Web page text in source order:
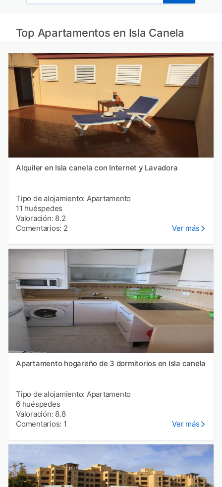
Top Apartamentos en Isla Canela
Alquiler en Isla canela con Internet y Lavadora
Tipo de alojamiento: Apartamento
11 huéspedes
Valoración: 8.2
Comentarios: 2
Ver más
Apartamento hogareño de 3 dormitorios en Isla canela
Tipo de alojamiento: Apartamento
6 huéspedes
Valoración: 8.8
Comentarios: 1
Ver más